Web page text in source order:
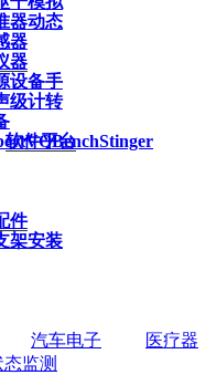
器动态
器
器
设备手
级计转
软件平台
VQBenchStinger
件
架安装
汽车电子
医疗器
监测